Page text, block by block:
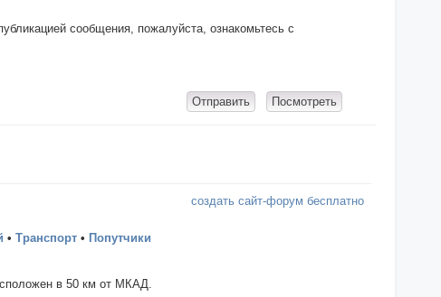
сообщения, пожалуйста, ознакомьтесь с
создать сайт-форум бесплатно
• Транспорт • Попутчики
в 50 км от МКАД.